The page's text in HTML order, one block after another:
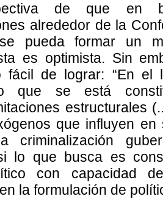
de que en
alrededor de la
pueda formar un
es optimista. Sin
fácil de lograr: “En el
que se está
estructurales
que influyen en
criminalización
lo que busca es
con capacidad
la formulación de